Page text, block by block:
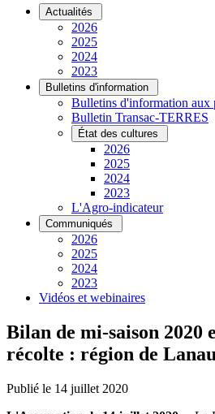
Actualités
2026
2025
2024
2023
Bulletins d'information
Bulletins d'information aux
Bulletin Transac-TERRES
État des cultures
2026
2025
2024
2023
L'Agro-indicateur
Communiqués
2026
2025
2024
2023
Vidéos et webinaires
Bilan de mi-saison 2020
récolte : région de
Publié le 14 juillet 2020